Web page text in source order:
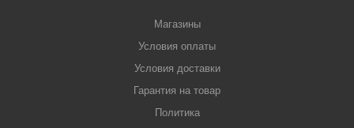
Магазины
Условия оплаты
Условия доставки
Гарантия на товар
Политика